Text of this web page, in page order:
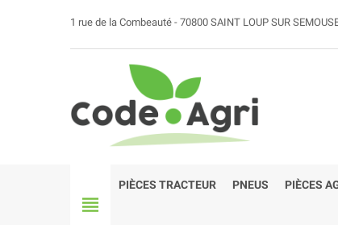
1 rue de la Combeauté - 70800 SAINT LOUP SUR
view_headline
PIÈCES TRACTEUR PNEUS PIÈCES